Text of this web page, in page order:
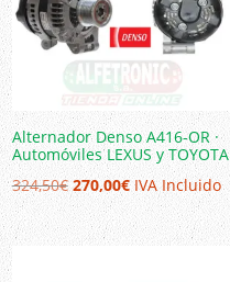
Alternador Denso A416-OR ·
Automóviles LEXUS y TOYOTA
324,50€ El
precio
original
270,00€El
precio
actual
IVA Incluido